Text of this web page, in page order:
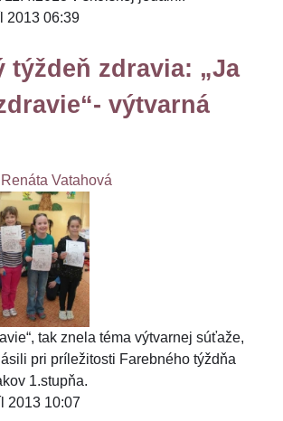
2013 06:39
týždeň zdravia: „Ja
výtvarná
Renáta Vatahová
tak znela téma výtvarnej súťaže,
pri príležitosti Farebného týždňa
1.stupňa.
2013 10:07